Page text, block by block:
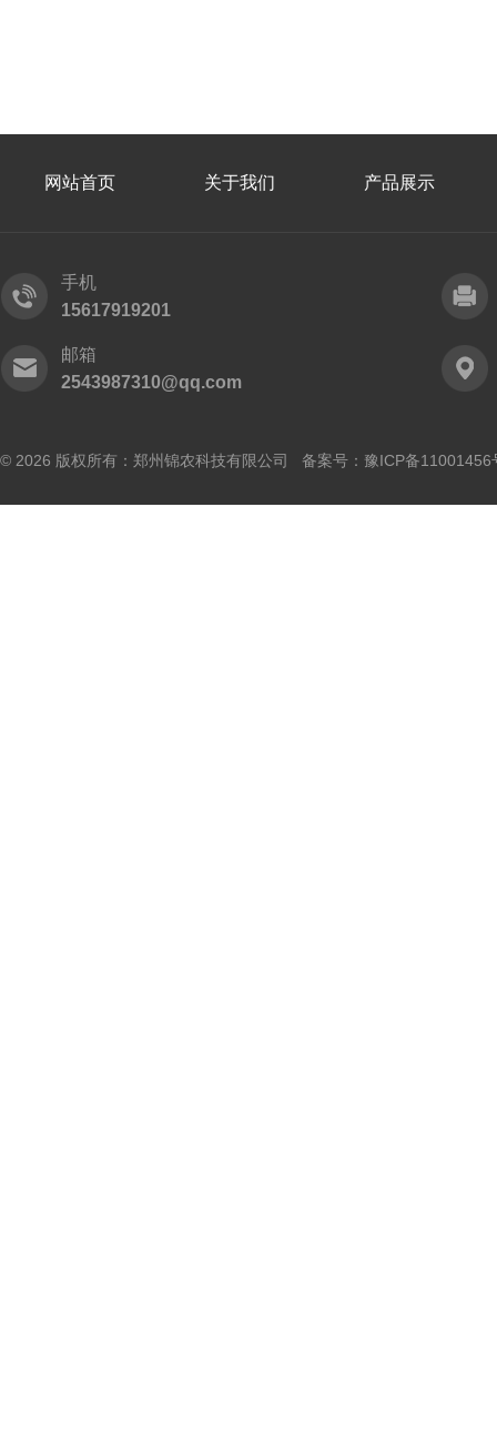
网站首页 关于我们 产品展示
手机
15617919201
邮箱
2543987310@qq.com
© 2026 版权所有：郑州锦农科技有限公司 备案号： 豫ICP备11001456